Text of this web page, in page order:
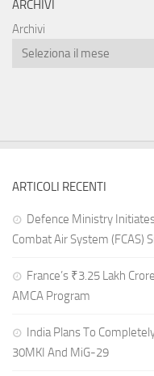
ARCHIVI
Archivi
ARTICOLI RECENTI
Defence Ministry
Combat Air System (FCAS)
France’s ₹3.25 Lakh
AMCA Program
India Plans To
30MKI And MiG-29